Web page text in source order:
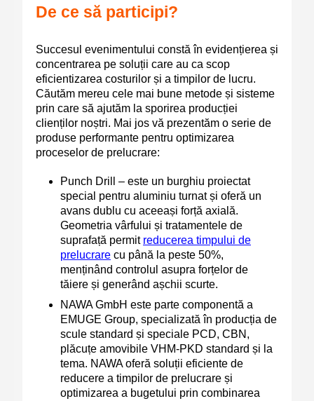
De ce să participi?
Succesul evenimentului constă în evidențierea și
concentrarea pe soluții care au ca scop
eficientizarea costurilor și a timpilor de lucru.
Căutăm mereu cele mai bune metode și sisteme
prin care să ajutăm la sporirea producției
clienților noștri. Mai jos vă prezentăm o serie de
produse performante pentru optimizarea
proceselor de prelucrare:
Punch Drill
– este un burghiu proiectat
special pentru aluminiu turnat și oferă un
avans dublu cu aceeași forță axială.
Geometria vârfului și tratamentele de
suprafață permit reducerea timpului de
prelucrare cu până la peste 50%,
menținând controlul asupra forțelor de
tăiere și generând așchii scurte.
NAWA GmbH este parte componentă a
EMUGE Group, specializată în producția de
scule standard și speciale PCD, CBN,
plăcuțe amovibile VHM-PKD standard și la
tema. NAWA oferă soluții eficiente de
reducere a timpilor de prelucrare și
optimizarea a bugetului prin combinarea